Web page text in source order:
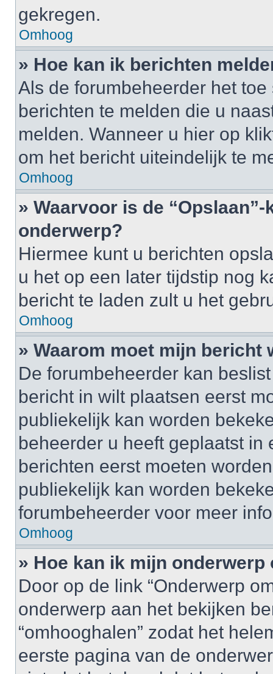
gekregen.
Omhoog
» Hoe kan ik berichten
Als de forumbeheerder het
berichten te melden die u
melden. Wanneer u hier op
om het bericht uiteindelijk te
Omhoog
» Waarvoor is de
onderwerp?
Hiermee kunt u berichten
u het op een later tijdstip nog
bericht te laden zult u het
Omhoog
» Waarom moet mijn bericht
De forumbeheerder kan
bericht in wilt plaatsen eerst
publiekelijk kan worden
beheerder u heeft geplaatst
berichten eerst moeten
publiekelijk kan worden
forumbeheerder voor meer
Omhoog
» Hoe kan ik mijn onderwerp
Door op de link “Onderwerp
onderwerp aan het bekijken
“omhooghalen” zodat het
eerste pagina van de